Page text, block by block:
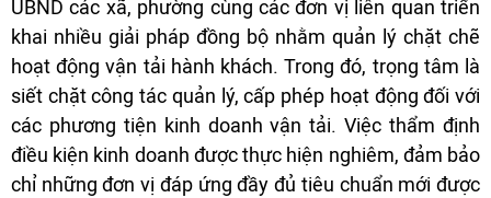
UBND các xã, phường cùng các đơn vị liên quan triển
khai nhiều giải pháp đồng bộ nhằm quản lý chặt chẽ
hoạt động vận tải hành khách. Trong đó, trọng tâm là
siết chặt công tác quản lý, cấp phép hoạt động đối với
các phương tiện kinh doanh vận tải. Việc thẩm định
điều kiện kinh doanh được thực hiện nghiêm, đảm bảo
chỉ những đơn vị đáp ứng đầy đủ tiêu chuẩn mới được